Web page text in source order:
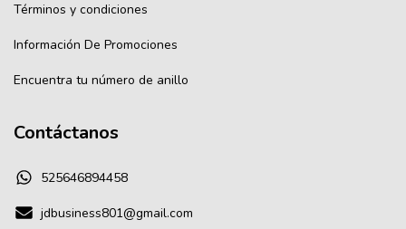
Términos y condiciones
Información De Promociones
Encuentra tu número de anillo
Contáctanos
525646894458
jdbusiness801@gmail.com